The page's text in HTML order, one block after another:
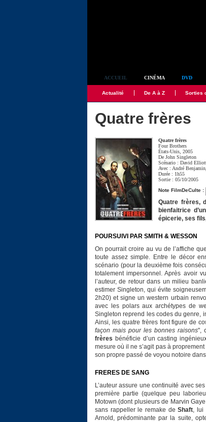
ACCUEIL CINÉMA DVD
Actualité De A à Z Sorties
Quatre frères
Quatre frères
Four Brothers
États-Unis, 2005
DeJohn Singleton
Scénario :David
Avec : André Benjamin
Durée : 1h55
Sortie : 05/10/2005
Note FilmDeCulte :
Quatre frères,
bienfaitrice
épicerie, ses
POURSUIVI PAR SMITH & WESSON
On pourrait croire au vu de l’affiche que
toute assez simple. Entre le décor
scénario (pour la deuxième fois
totalement impersonnel. Après avoir
l’auteur, de retour dans un milieu
estimer Singleton, qui évite
2h20) et signe un western urbain
avec les polars aux archétypes de
Singleton reprend les codes du genre,
Ainsi, les quatre frères font figure de
façon mais pour les bonnes raisons",
frères bénéficie d’un casting
mesure où il ne s’agit pas à
son propre passé de voyou notoire
FRERES DE SANG
L’auteur assure une continuité avec
première partie (quelque peu
Motown (dont plusieurs de Marvin
sans rappeller le remake deShaft, lui
Arnold, prédominante par la suite,